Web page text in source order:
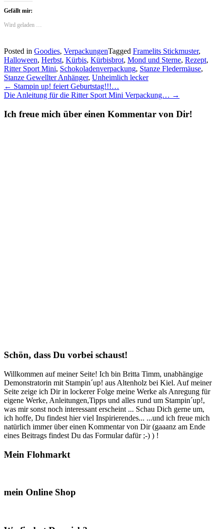
Gefällt mir:
Wird geladen …
Posted in Goodies, VerpackungenTagged Framelits Stickmuster,
Halloween, Herbst, Kürbis, Kürbisbrot, Mond und Sterne, Rezept,
Ritter Sport Mini, Schokoladenverpackung, Stanze Fledermäuse,
Stanze Gewellter Anhänger, Unheimlich lecker
Post
navigation
← Stampin up! feiert Geburtstag!!!…
Die Anleitung für die Ritter Sport Mini Verpackung… →
Ich freue mich über einen Kommentar von Dir!
Schön, dass Du vorbei schaust!
Willkommen auf meiner Seite! Ich bin Britta Timm, unabhängige
Demonstratorin mit Stampin´up! aus Altenholz bei Kiel. Auf meiner
Seite zeige ich Dir in lockerer Folge meine Werke als Anregung für
eigene Werke, Anleitungen,Tipps und alles rund um Stampin´up!,
was mir sonst noch interessant erscheint ... Schau Dich gerne um,
ich hoffe, Du findest hier viel Inspirierendes... ...und ich freue mich
natürlich immer über einen Kommentar von Dir (gaaanz am Ende
eines Beitrags findest Du das Formular dafür ;-) ) !
Mein Flohmarkt
mein Online Shop